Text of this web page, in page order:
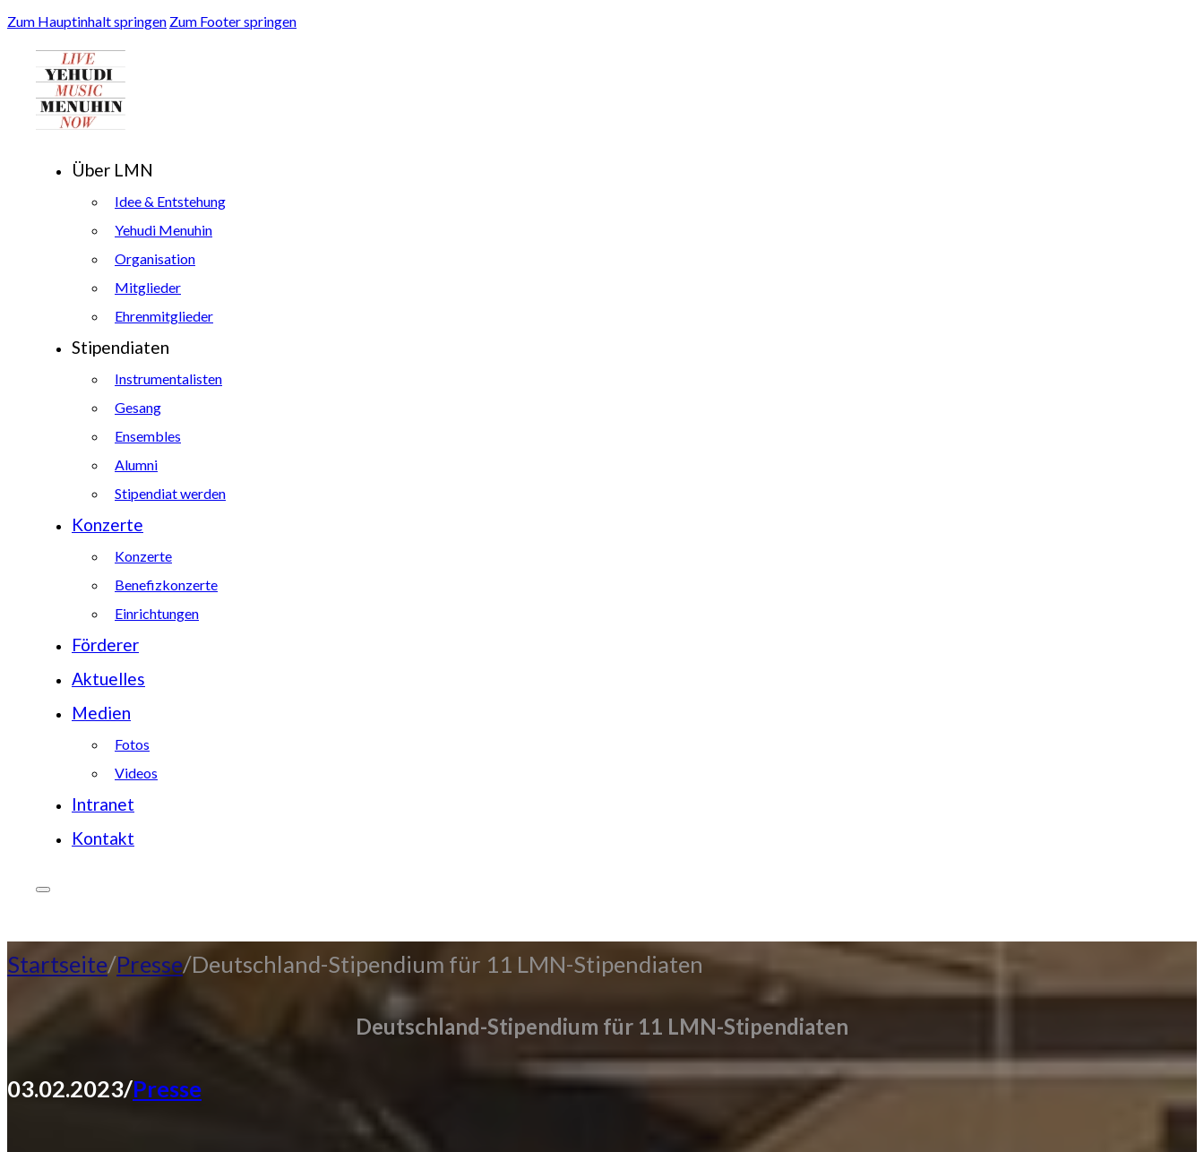
Zum Hauptinhalt springen Zum Footer springen
Über LMN
Idee & Entstehung
Yehudi Menuhin
Organisation
Mitglieder
Ehrenmitglieder
Stipendiaten
Instrumentalisten
Gesang
Ensembles
Alumni
Stipendiat werden
Konzerte
Konzerte
Benefizkonzerte
Einrichtungen
Förderer
Aktuelles
Medien
Fotos
Videos
Intranet
Kontakt
Startseite Presse Deutschland-Stipendium für 11 LMN-Stipendiaten
Deutschland-Stipendium für 11 LMN-Stipendiaten
03.02.2023/Presse